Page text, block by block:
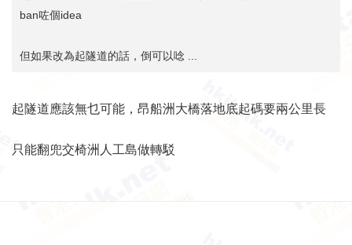
ban咗個idea
但如果改為起隧道的話，倒可以唸 ...
起隧道應該無乜可能，昂船洲大橋落地底起碼要兩公里長
只能翻兜交椅洲人工島做轉駁